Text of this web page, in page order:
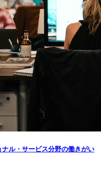
ル・サービス分野の働きがい